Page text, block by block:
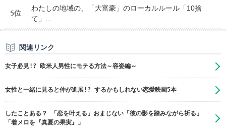
5位
わたしの地域の、「大富豪」のローカルルール「10捨
て」...
関連リンク
女子必見!? 欧米人男性にモテる方法～容姿編～
女性と一緒に見ると仲が進展!? するかもしれない恋愛映画5本
したことある？ 「恋を叶える」おまじない「彼の影を踏みながら祈る」
「着メロを『真夏の果実』」